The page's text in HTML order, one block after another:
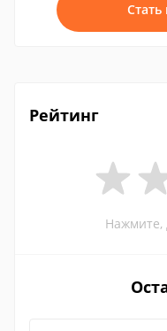
Стать
Рейтинг
Нажмите,